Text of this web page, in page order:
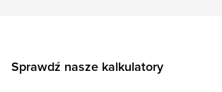
Sprawdź nasze kalkulatory